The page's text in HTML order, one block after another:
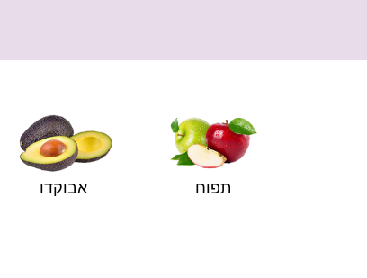
תפוח אבוקדו